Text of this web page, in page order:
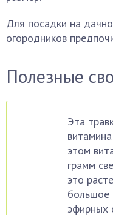
Для посадки на
огородников
Полезные
Эта
этом
грамм
это
большое
эфирных